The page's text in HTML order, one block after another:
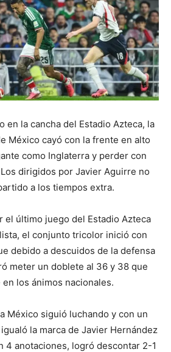
en la cancha del Estadio Azteca, la
México cayó con la frente en alto
como Inglaterra y perder con
dirigidos por Javier Aguirre no
a los tiempos extra.
el último juego del Estadio Azteca
el conjunto tricolor inició con
debido a descuidos de la defensa
meter un doblete al 36 y 38 que
los ánimos nacionales.
México siguió luchando y con un
la marca de Javier Hernández
4 anotaciones, logró descontar 2-1